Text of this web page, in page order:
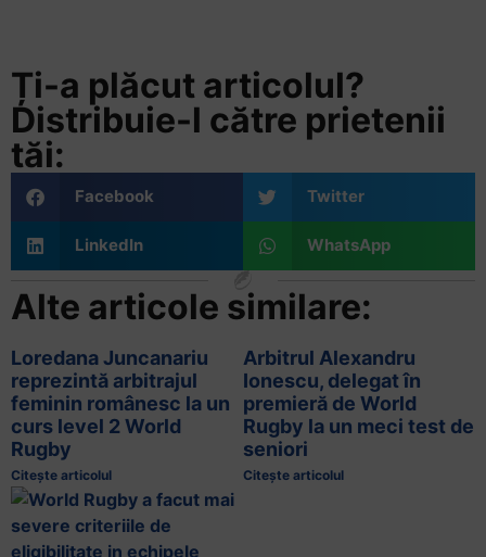
Ți-a plăcut articolul?
Distribuie-l către prietenii
tăi:
Facebook Twitter
LinkedIn WhatsApp
Alte articole similare:
Loredana Juncanariu
reprezintă arbitrajul
feminin românesc la un
curs level 2 World
Rugby
Citește articolul
Arbitrul Alexandru
Ionescu, delegat în
premieră de World
Rugby la un meci test de
seniori
Citește articolul